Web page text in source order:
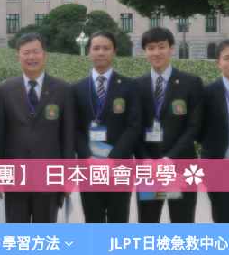
學習方法 JLPT日檢急救中心